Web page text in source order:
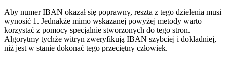
Aby numer IBAN okazał się poprawny, reszta z tego dzielenia musi
wynosić 1. Jednakże mimo wskazanej powyżej metody warto
korzystać z pomocy specjalnie stworzonych do tego stron.
Algorytmy tychże witryn zweryfikują IBAN szybciej i dokładniej,
niż jest w stanie dokonać tego przeciętny człowiek.